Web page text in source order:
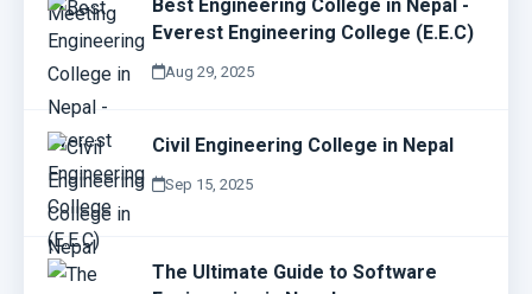
Best Engineering College in Nepal -
Everest Engineering College (E.E.C)
Aug 29, 2025
Civil Engineering College in Nepal
Sep 15, 2025
The Ultimate Guide to Software